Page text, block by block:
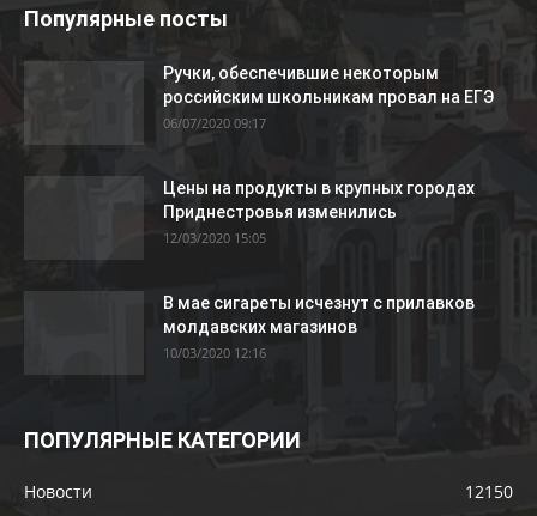
Популярные посты
Ручки, обеспечившие некоторым
российским школьникам провал на ЕГЭ
06/07/2020 09:17
Цены на продукты в крупных городах
Приднестровья изменились
12/03/2020 15:05
В мае сигареты исчезнут с прилавков
молдавских магазинов
10/03/2020 12:16
ПОПУЛЯРНЫЕ КАТЕГОРИИ
Новости 12150